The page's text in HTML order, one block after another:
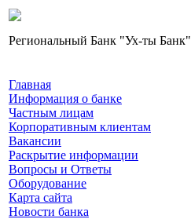
Региональный Банк "Ух-ты Банк"
Главная
Информация о банке
Частным лицам
Корпоративным клиентам
Вакансии
Раскрытие информации
Вопросы и Ответы
Оборудование
Карта сайта
Новости банка